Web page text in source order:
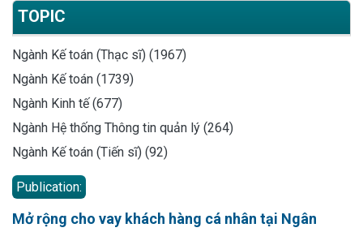
TOPIC
Ngành Kế toán (Thạc sĩ) (1967)
Ngành Kế toán (1739)
Ngành Kinh tế (677)
Ngành Hệ thống Thông tin quản lý (264)
Ngành Kế toán (Tiến sĩ) (92)
Publication:
Mở rộng cho vay khách hàng cá nhân tại Ngân